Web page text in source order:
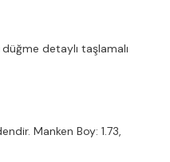
detaylı taşlamalı
Manken Boy: 1.73,